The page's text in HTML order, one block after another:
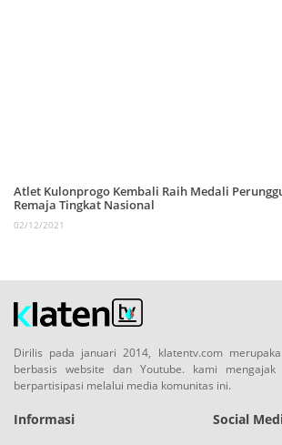
Atlet Kulonprogo Kembali Raih Medali
Remaja Tingkat Nasional
02/12/2021
Dirilis pada januari 2014, klatentv.com
berbasis website dan Youtube. kami mengajak
berpartisipasi melalui media komunitas ini.
Informasi Social